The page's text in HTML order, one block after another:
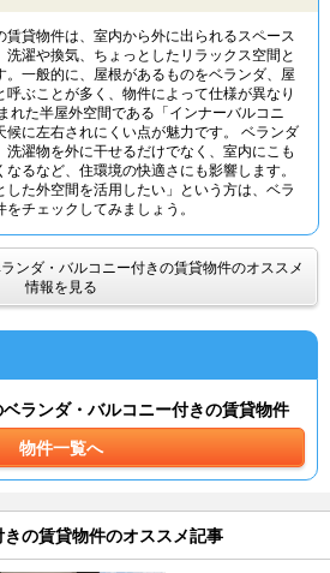
賃貸物件は、室内から外に出られるスペース
濯や換気、ちょっとしたリラックス空間と
。一般的に、屋根があるものをベランダ、屋
ぶことが多く、物件によって仕様が異なり
れた半屋外空間である「インナーバルコニ
候に左右されにくい点が魅力です。 ベランダ
濯物を外に干せるだけでなく、室内にこも
るなど、住環境の快適さにも影響します。
した外空間を活用したい」という方は、ベラ
チェックしてみましょう。
ンダ・バルコニー付きの賃貸物件のオススメ
情報を見る
ランダ・バルコニー付きの賃貸物件
物件一覧へ
の賃貸物件のオススメ記事